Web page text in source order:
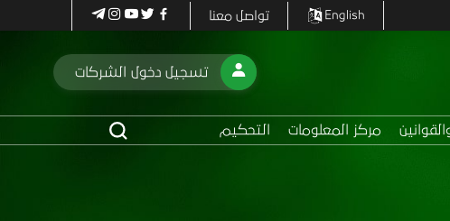
English تواصل معنا
تسجيل دخول الشركات
مركز المعلومات التحكيم